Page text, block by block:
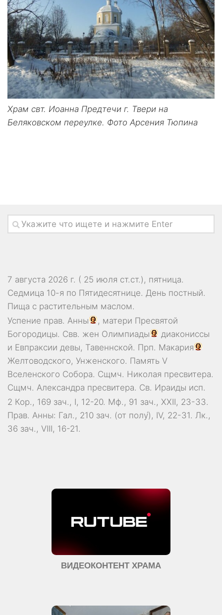
Храм свт. Иоанна Предтечи г. Твери на
Беляковском переулке. Фото Арсения Тюпина
7 августа 2026 г. ( 25 июля ст.ст.), пятница.
Седмица 10-я по Пятидесятнице. День постный.
Пища с растительным маслом.
Успение прав. Анны
, матери Пресвятой
Богородицы. Свв. жен Олимпиады
диакониссы
и Евпраксии девы, Тавеннской. Прп. Макария
Желтоводского, Унженского. Память V
Вселенского Собора. Сщмч. Николая пресвитера.
Сщмч. Александра пресвитера. Св. Ираиды исп.
2 Кор., 169 зач., I, 12-20. Мф., 91 зач., XXII, 23-33.
Прав. Анны: Гал., 210 зач. (от полу́), IV, 22-31. Лк.,
36 зач., VIII, 16-21.
ВИДЕОКОНТЕНТ ХРАМА